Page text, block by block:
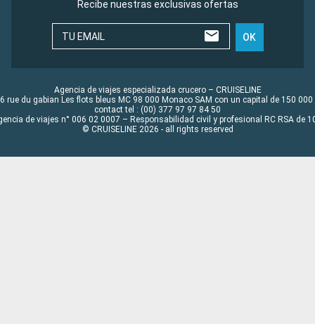
Recibe nuestras exclusivas ofertas
TU EMAIL OK
Agencia de viajes especializada crucero – CRUISELINE
rue du gabian Les flots bleus MC 98 000 Monaco SAM con un capital de 150 000
contact tel : (00) 377 97 97 84 50
de viajes n° 006 02 0007 – Responsabilidad civil y profesional RC RSA de
© CRUISELINE 2026 - all rights reserved